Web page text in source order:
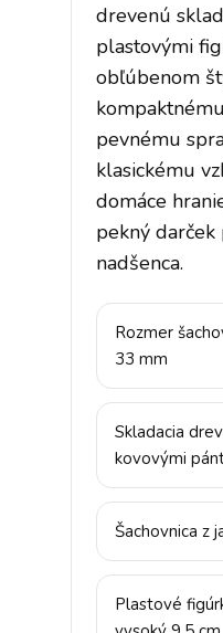
drevenú
plastovými
obľúbenom
pevnému
klasickému
domáce
pekný darček
nadšenca.
Rozmer
33 mm
Skladacia
kovovými
Šachovnica z
Plastové